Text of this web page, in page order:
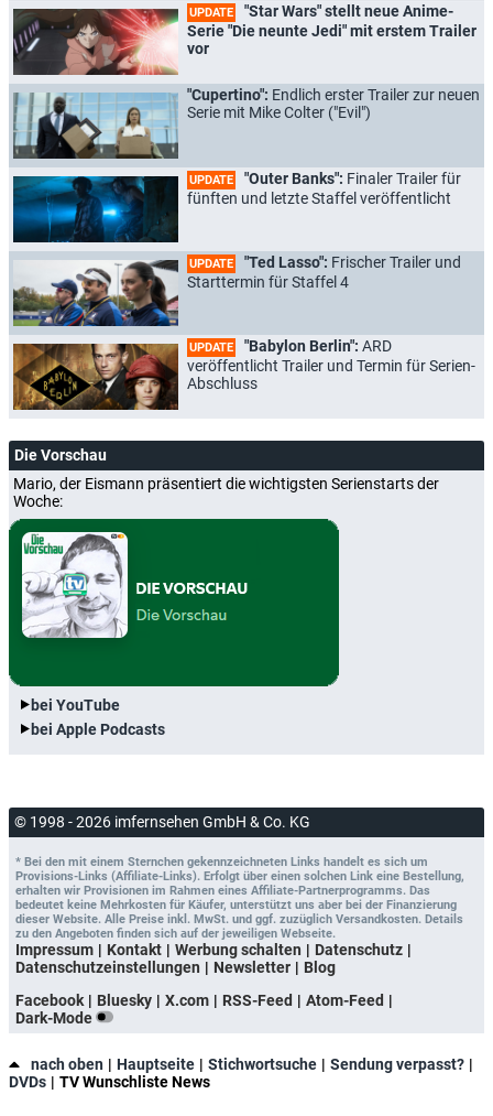
UPDATE
"Star Wars" stellt neue Anime-
Serie "Die neunte Jedi" mit erstem Trailer
vor
"Cupertino": Endlich erster Trailer zur neuen
Serie mit Mike Colter ("Evil")
UPDATE "Outer Banks": Finaler Trailer für
fünften und letzte Staffel veröffentlicht
UPDATE "Ted Lasso": Frischer Trailer und
Starttermin für Staffel 4
UPDATE "Babylon Berlin": ARD
veröffentlicht Trailer und Termin für Serien-
Abschluss
Die Vorschau
Mario, der Eismann präsentiert die wichtigsten Serienstarts der
Woche:
bei YouTube
bei Apple Podcasts
© 1998 - 2026 imfernsehen GmbH & Co. KG
* Bei den mit einem Sternchen gekennzeichneten Links handelt es sich um
Provisions-Links (Affiliate-Links). Erfolgt über einen solchen Link eine Bestellung,
erhalten wir Provisionen im Rahmen eines Affiliate-Partnerprogramms. Das
bedeutet keine Mehrkosten für Käufer, unterstützt uns aber bei der Finanzierung
dieser Website. Alle Preise inkl. MwSt. und ggf. zuzüglich Versandkosten. Details
zu den Angeboten finden sich auf der jeweiligen Webseite.
Impressum Kontakt Werbung schalten
Datenschutz
Datenschutzeinstellungen
Newsletter
Blog
Facebook
Bluesky X.com RSS-Feed
Atom-Feed
Dark-Mode
nach oben Hauptseite Stichwortsuche
Sendung verpasst?
DVDs
TV Wunschliste News